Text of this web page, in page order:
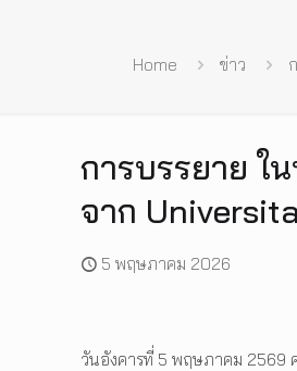
Home ข่าว
การบรรยาย ใ
จาก
5 พฤษภาคม 2026
วันอังคารที่ 5 พฤษภาคม 2569